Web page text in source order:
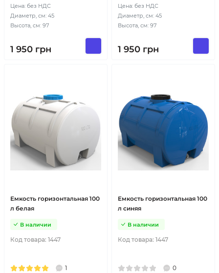
Цена: без НДС
Диаметр, см: 45
Высота, см: 97
1 950 грн
Цена: без НДС
Диаметр, см: 45
Высота, см: 97
1 950 грн
Емкость горизонтальная 100
л белая
Код товара: 1447
В наличии
1
Емкость горизонтальная 100
л синяя
Код товара: 1447
В наличии
0